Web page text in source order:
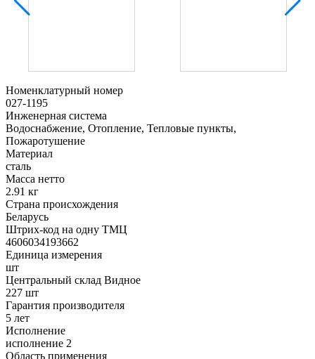
Номенклатурный номер
027-1195
Инженерная система
Водоснабжение, Отопление, Тепловые пункты,
Пожаротушение
Материал
сталь
Масса нетто
2.91 кг
Страна происхождения
Беларусь
Штрих-код на одну ТМЦ
4606034193662
Единица измерения
шт
Центральный склад Видное
227 шт
Гарантия производителя
5 лет
Исполнение
исполнение 2
Область применения